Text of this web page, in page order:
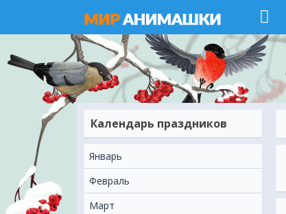
Календарь праздников
Январь
Февраль
Март